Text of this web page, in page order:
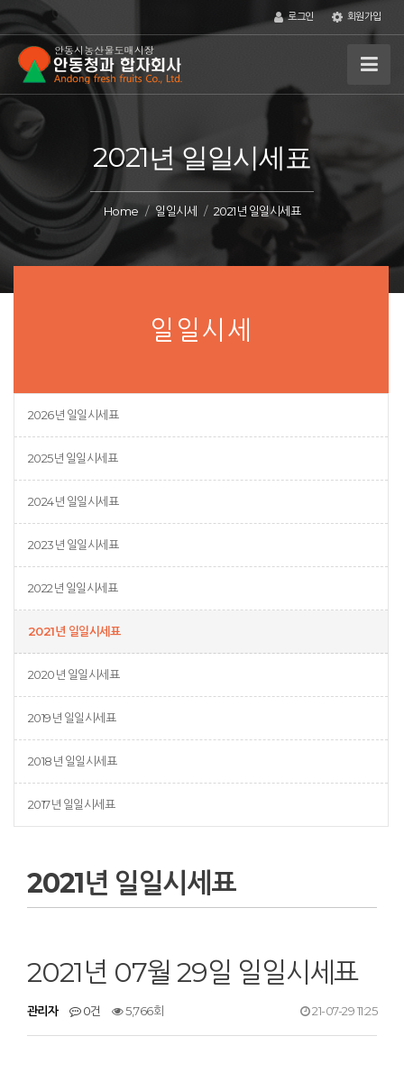
로그인 회원가입
2021년 일일시세표
Home 일일시세 2021년 일일시세표
일일시세
2026년 일일시세표
2025년 일일시세표
2024년 일일시세표
2023년 일일시세표
2022년 일일시세표
2021년 일일시세표
2020년 일일시세표
2019년 일일시세표
2018년 일일시세표
2017년 일일시세표
2021년 일일시세표
2021년 07월 29일 일일시세표
관리자 0건 5,766회 21-07-29 11:25